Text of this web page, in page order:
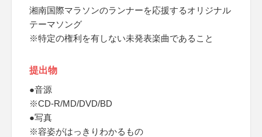
湘南国際マラソンのランナーを応援するオリジナル
テーマソング
※特定の権利を有しない未発表楽曲であること
提出物
●音源
※CD-R/MD/DVD/BD
●写真
※容姿がはっきりわかるもの